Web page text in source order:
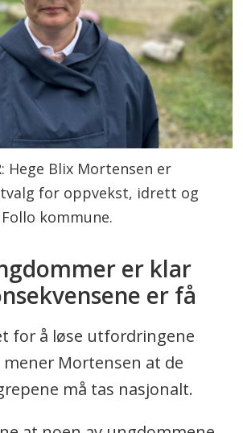
Hege Blix Mortensen er
for oppvekst, idrett og
kommune.
er klar
er få
for å løse utfordringene
Mortensen at de
må tas nasjonalt.